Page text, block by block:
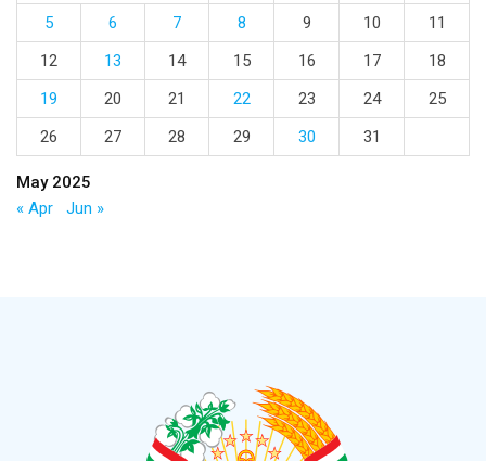
May 2025
5
6 7 8 9 10
11
12
13 14 15 16 17
18
19
20 21 22 23 24
25
26
27 28 29 30 31
« Apr Jun »